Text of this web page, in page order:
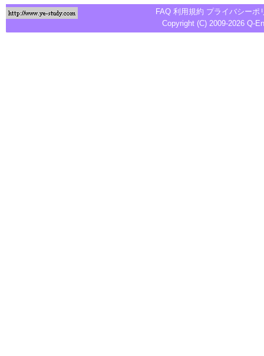
FAQ 利用規約 プライバシーポ
Copyright (C) 2009-2026 Q-